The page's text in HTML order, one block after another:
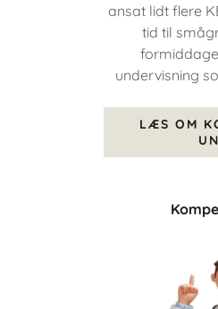
ansat lidt flere
tid til
undervisning
LÆS OM